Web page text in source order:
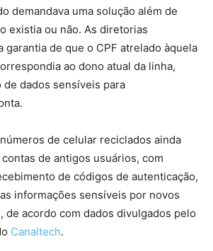
demandava uma solução além de
existia ou não. As diretorias
garantia de que o CPF atrelado àquela
ao dono atual da linha,
dados sensíveis para
de celular reciclados ainda
de antigos usuários, com
de códigos de autenticação,
informações sensíveis por novos
de acordo com dados divulgados pelo
Canaltech.